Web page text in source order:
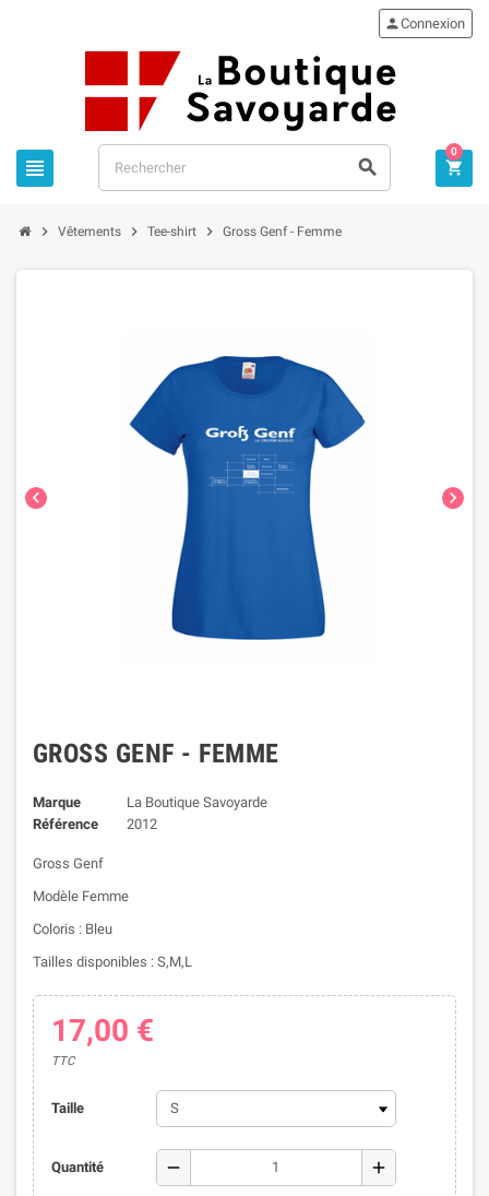
 
Connexion

0
 Vêtements  Tee-shirt  Gross Genf - Femme
 
GROSS GENF - FEMME
Marque
La Boutique Savoyarde
Référence
2012
Gross Genf
Modèle Femme
Coloris : Bleu
Tailles disponibles : S,M,L
17,00 €
TTC
Taille
Quantité remove add